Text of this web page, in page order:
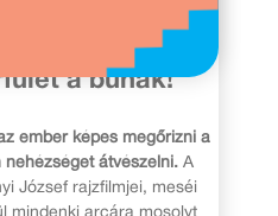
a búnak!
ember képes megőrizni a
nehézséget átvészelni. A
József rajzfilmjei, meséi